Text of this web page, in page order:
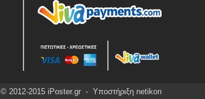
© 2012-2015 iPoster.gr - Υποστήριξη netikon